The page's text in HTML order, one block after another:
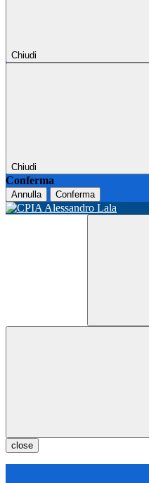
Chiudi
Chiudi
Conferma
Annulla Conferma
close